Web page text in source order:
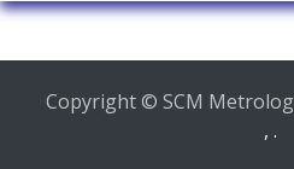
Copyright © SCM
, .